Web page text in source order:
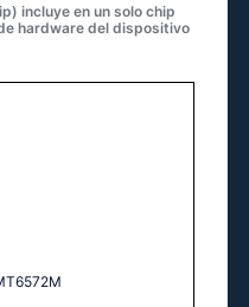
incluye en un solo chip
hardware del dispositivo